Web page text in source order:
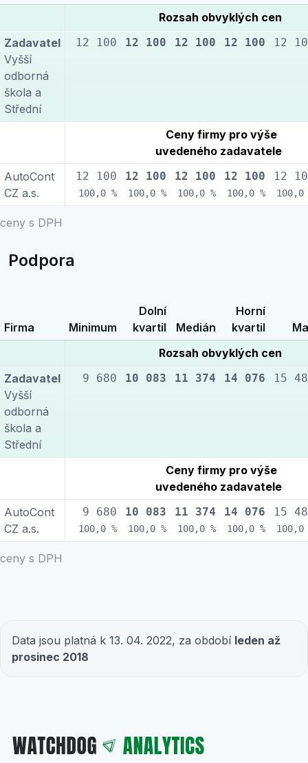
ceny s DPH
Rozsah obvyklých cen
Zadavatel
Vyšší
odborná
škola a
Střední
12 100 12 100 12 100 12 100 12
Ceny firmy pro výše
uvedeného zadavatele
AutoCont
CZ a.s.
12 100
100,0 %
12 100
100,0 %
12 100
100,0 %
12 100
100,0 %
12
100,0
Podpora
ceny s DPH
Firma Minimum
Dolní
kvartil
Medián
Horní
kvartil
Rozsah obvyklých cen
Zadavatel
Vyšší
odborná
škola a
Střední
9 680 10 083 11 374 14 076 15
Ceny firmy pro výše
uvedeného zadavatele
AutoCont
CZ a.s.
9 680
100,0 %
10 083
100,0 %
11 374
100,0 %
14 076
100,0 %
15
100,0
Data jsou platná k 13. 04. 2022, za období leden až
prosinec 2018